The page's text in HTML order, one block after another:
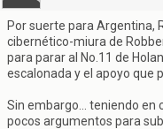
Por suerte para Argentina,
cibernético-miura de
para parar al No.11 de
escalonada y el apoyo que
Sin embargo... teniendo en
pocos argumentos para